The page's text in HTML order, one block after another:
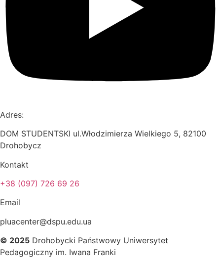
Adres:
DOM STUDENTSKI ul.Włodzimierza Wielkiego 5, 82100
Drohobycz
Kontakt
+38 (097) 726 69 26
Email
pluacenter@dspu.edu.ua
© 2025 Drohobycki Państwowy Uniwersytet
Pedagogiczny im. Iwana Franki